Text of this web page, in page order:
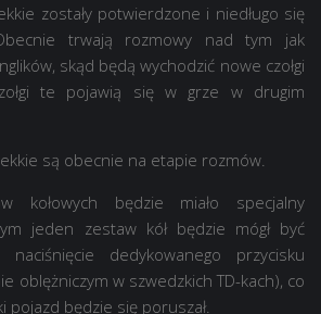
zostały potwierdzone i niedługo się
trwają rozmowy nad tym jak
skąd będą wychodzić nowe czołgi
te pojawią się w grze w drugim
są obecnie na etapie rozmów.
kołowych będzie miało specjalny
jeden zestaw kół będzie mógł być
dedykowanego przycisku
oblężniczym w szwedzkich TD-kach), co
pojazd będzie się poruszał.